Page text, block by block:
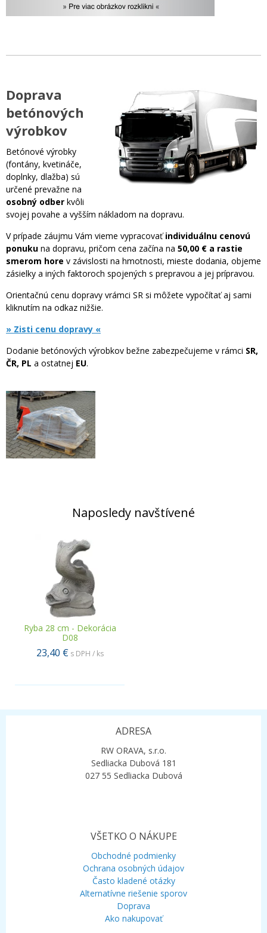
Doprava
betónových
výrobkov
Betónové výrobky
(fontány, kvetináče,
doplnky, dlažba) sú
určené prevažne na
osobný odber kvôli
svojej povahe a vyšším nákladom na dopravu.
V prípade záujmu Vám vieme vypracovaťindividuálnu cenovú
ponuku na dopravu, pričom cena začína na 50,00 € a rastie
smerom hore v závislosti na hmotnosti, mieste dodania, objeme
zásielky a iných faktoroch spojených s prepravou a jej prípravou.
Orientačnú cenu dopravy vrámci SR si môžete vypočítať aj sami
kliknutím na odkaz nižšie.
» Zisti cenu dopravy «
Dodanie betónových výrobkov bežne zabezpečujeme v rámci SR,
ČR, PL a ostatnej EU.
Naposledy navštívené
Ryba 28 cm - Dekorácia
D08
23,40 € s DPH / ks
ADRESA
RW ORAVA, s.r.o.
Sedliacka Dubová 181
027 55 Sedliacka Dubová
VŠETKO O NÁKUPE
Obchodné podmienky
Ochrana osobných údajov
Často kladené otázky
Alternatívne riešenie sporov
Doprava
Ako nakupovať